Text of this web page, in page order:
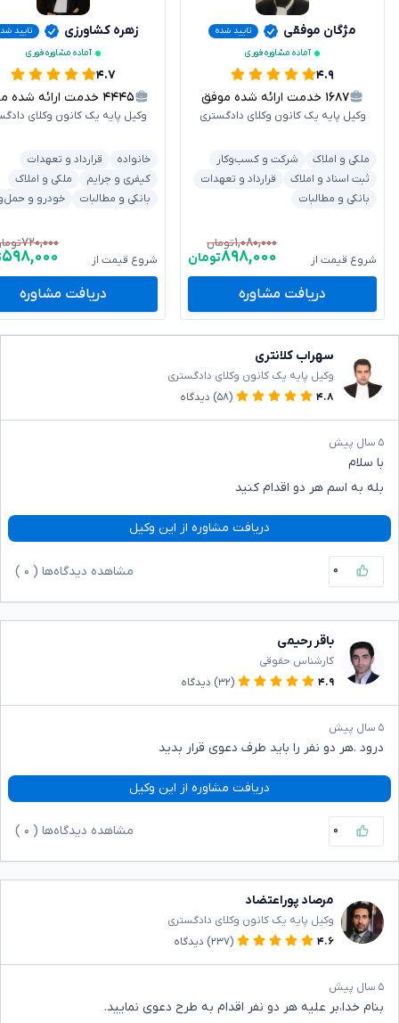
مژگان موفقی
تایید شده
آماده مشاوره فوری
۴.۹
۱۶۸۷ خدمت ارائه شده موفق
وکیل پایه یک کانون وکلای دادگستری
ملکی و املاک
شرکت و کسب‌وکار
ثبت اسناد و املاک
قرارداد و تعهدات
بانکی و مطالبات
شروع قیمت از
۱,۰۸۰,۰۰۰تومان
۸۹۸,۰۰۰تومان
دریافت مشاوره
زهره کشاورزی
تایید
آماده مشاوره فوری
۴.۷
۴۴۴۵ خدمت ارائه شده موفق
وکیل پایه یک کانون وکلای
خانواده
قرارداد و تعهدات
کیفری و جرایم
ملکی و املاک
بانکی و مطالبات
خودرو و
شروع قیمت از
۷۲۰,۰۰۰
۵۹۸,۰۰۰
دریافت مشاوره
سهراب کلانتری
وکیل پایه یک کانون وکلای دادگستری
۴.۸
(۵۸) دیدگاه
۵ سال پیش
با سلام
بله به اسم هر دو اقدام کنید
دریافت مشاوره از این وکیل
۰ مشاهده دیدگاه‌ها ( ۰
باقر رحیمی
کارشناس حقوقی
۴.۹
(۳۲) دیدگاه
۵ سال پیش
درود .هر دو نفر را باید طرف دعوی قرار بدید
دریافت مشاوره از این وکیل
۰ مشاهده دیدگاه‌ها ( ۰
مرصاد پوراعتضاد
وکیل پایه یک کانون وکلای دادگستری
۴.۶
(۲۳۷) دیدگاه
۵ سال پیش
بنام خدا،بر علیه هر دو نفر اقدام به طرح دعوی نمایید.